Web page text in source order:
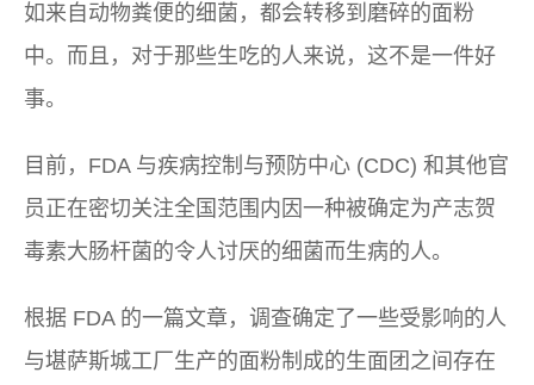
如来自动物粪便的细菌，都会转移到磨碎的面粉
中。而且，对于那些生吃的人来说，这不是一件好
事。
目前，FDA 与疾病控制与预防中心 (CDC) 和其他官
员正在密切关注全国范围内因一种被确定为产志贺
毒素大肠杆菌的令人讨厌的细菌而生病的人。
根据 FDA 的一篇文章，调查确定了一些受影响的人
与堪萨斯城工厂生产的面粉制成的生面团之间存在